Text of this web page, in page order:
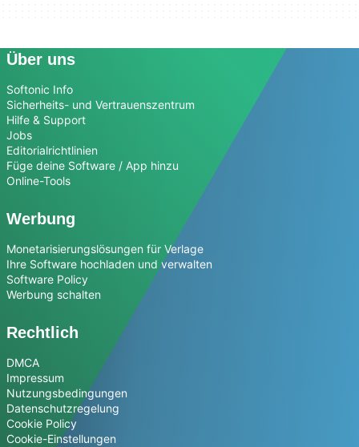
Über uns
Softonic Info
Sicherheits- und Vertrauenszentrum
Hilfe & Support
Jobs
Editorialrichtlinien
Füge deine Software / App hinzu
Online-Tools
Werbung
Monetarisierungslösungen für Verlage
Ihre Software hochladen und verwalten
Software Policy
Werbung schalten
Rechtlich
DMCA
Impressum
Nutzungsbedingungen
Datenschutzregelung
Cookie Policy
Cookie-Einstellungen